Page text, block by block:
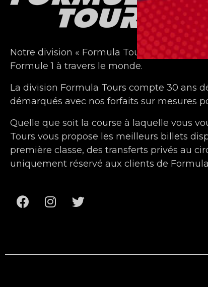
Notre division « Formula Tours » vous offre
Formule 1 à travers le monde.
La division Formula Tours compte 30 ans
démarqués avec nos forfaits sur mesures
Quelle que soit la course à laquelle vous
Tours vous propose les meilleurs billets
première classe, des transferts privés au
uniquement réservé aux clients de